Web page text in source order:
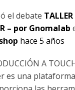
el debate
– por Gnomalab
hace 5 años
A
es una